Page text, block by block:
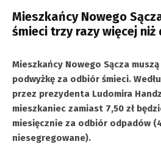
Mieszkańcy Nowego
śmieci trzy razy więcej niż
Mieszkańcy Nowego Sącza
podwyżkę za odbiór śmieci.
przez prezydenta Ludomira
mieszkaniec zamiast 7,50 zł
miesięcznie za odbiór odpadów
niesegregowane).